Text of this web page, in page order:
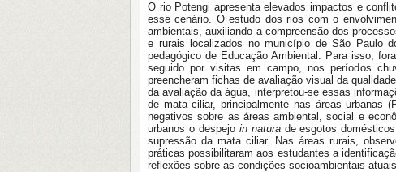
O rio Potengi apresenta elevados impactos e
esse cenário. O estudo dos rios com o
ambientais, auxiliando a compreensão dos
e rurais localizados no município de São Paulo
pedagógico de Educação Ambiental. Para isso,
seguido por visitas em campo, nos períodos
preencheram fichas de avaliação visual da
da avaliação da água, interpretou-se essas
de mata ciliar, principalmente nas áreas urbanas
negativos sobre as áreas ambiental, social e
urbanos o despejoin naturade esgotos
supressão da mata ciliar. Nas áreas rurais,
práticas possibilitaram aos estudantes a
reflexões sobre as condições socioambientais